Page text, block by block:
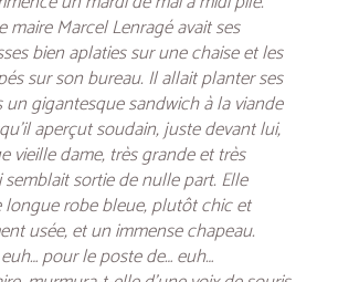
maire Marcel Lenragé avait ses
bien aplaties sur une chaise et les
sur son bureau. Il allait planter ses
un gigantesque sandwich à la viande
aperçut soudain, juste devant lui,
vieille dame, très grande et très
semblait sortie de nulle part. Elle
robe bleue, plutôt chic et
usée, et un immense chapeau.
pour le poste de… euh…